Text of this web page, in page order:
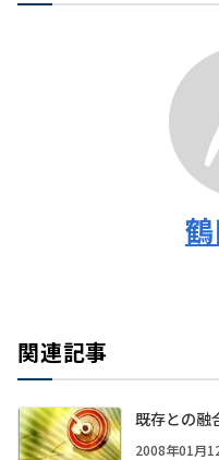
関連記事
既存との融
2008年01月